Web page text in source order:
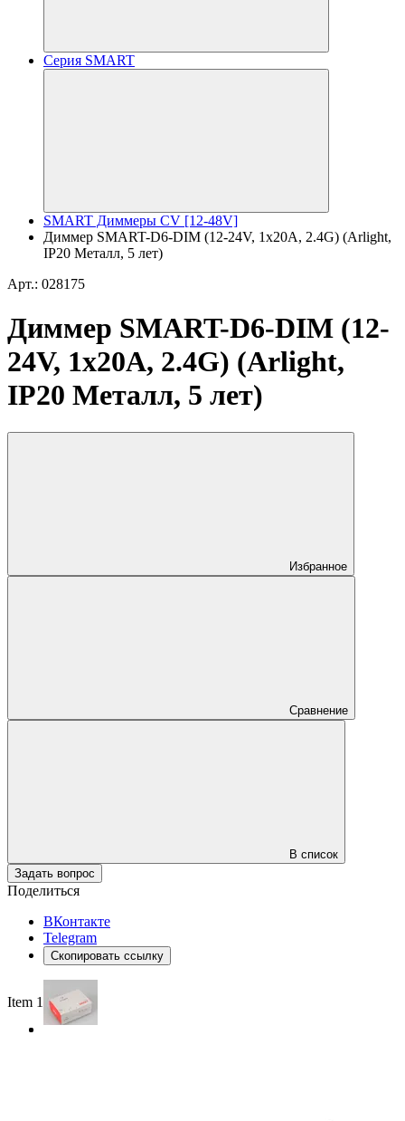
Серия SMART
SMART Диммеры CV [12-48V]
Диммер SMART-D6-DIM (12-24V, 1x20A, 2.4G) (Arlight,
IP20 Металл, 5 лет)
Арт.: 028175
Диммер SMART-D6-DIM (12-
24V, 1x20A, 2.4G) (Arlight,
IP20 Металл, 5 лет)
Избранное
Сравнение
В список
Задать вопрос
Поделиться
ВКонтакте
Telegram
Скопировать ссылку
Item 1 of 2